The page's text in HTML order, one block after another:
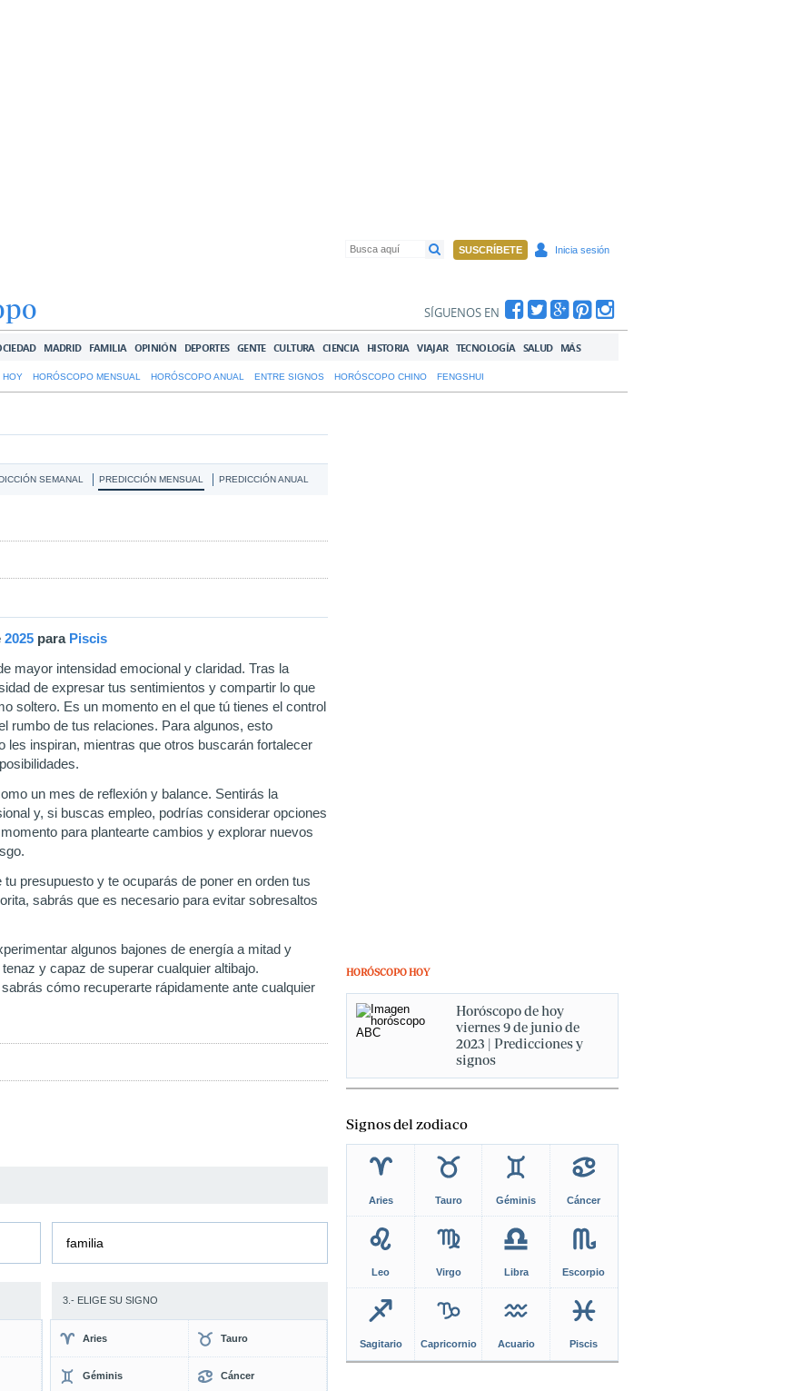
SUSCRÍBETE Inicia sesión
SÍGUENOS EN
MADRID FAMILIA OPINIÓN DEPORTES GENTE CULTURA CIENCIA HISTORIA VIAJAR TECNOLOGÍA SALUD MÁS
HOY HORÓSCOPO MENSUAL HORÓSCOPO ANUAL ENTRE SIGNOS HORÓSCOPO CHINO FENGSHUI
SEMANAL PREDICCIÓN MENSUAL PREDICCIÓN ANUAL
2025 para Piscis
mayor intensidad emocional y claridad. Tras la
de expresar tus sentimientos y compartir lo que
soltero. Es un momento en el que tú tienes el control
rumbo de tus relaciones. Para algunos, esto
les inspiran, mientras que otros buscarán fortalecer
un mes de reflexión y balance. Sentirás la
y, si buscas empleo, podrías considerar opciones
para plantearte cambios y explorar nuevos
presupuesto y te ocuparás de poner en orden tus
sabrás que es necesario para evitar sobresaltos
algunos bajones de energía a mitad y
y capaz de superar cualquier altibajo.
cómo recuperarte rápidamente ante cualquier
familia
3.- ELIGE SU SIGNO
Aries Tauro
Géminis Cáncer
HORÓSCOPO HOY
Horóscopo de hoy
viernes 9 de junio de
2023 | Predicciones y
signos
Signos del zodiaco
Aries Tauro Géminis Cáncer
Leo Virgo Libra Escorpio
Sagitario Capricornio Acuario Piscis